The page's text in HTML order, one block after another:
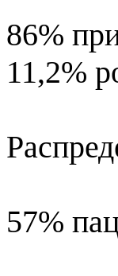
86%
11,2%
57%